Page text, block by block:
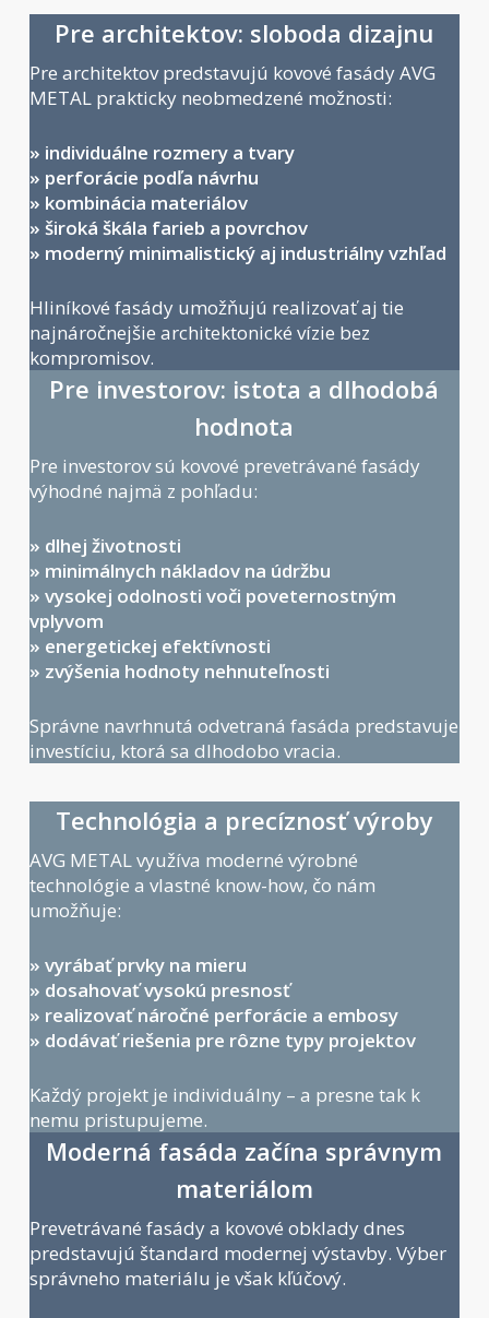
Pre architektov: sloboda dizajnu
Pre architektov predstavujú kovové fasády AVG
METAL prakticky neobmedzené možnosti:
» individuálne rozmery a tvary
» perforácie podľa návrhu
» kombinácia materiálov
» široká škála farieb a povrchov
» moderný minimalistický aj industriálny vzhľad
Hliníkové fasády umožňujú realizovať aj tie
najnáročnejšie architektonické vízie bez
kompromisov.
Pre investorov: istota a dlhodobá
hodnota
Pre investorov sú kovové prevetrávané fasády
výhodné najmä z pohľadu:
» dlhej životnosti
» minimálnych nákladov na údržbu
» vysokej odolnosti voči poveternostným
vplyvom
» energetickej efektívnosti
» zvýšenia hodnoty nehnuteľnosti
Správne navrhnutá odvetraná fasáda predstavuje
investíciu, ktorá sa dlhodobo vracia.
Technológia a precíznosť výroby
AVG METAL využíva moderné výrobné
technológie a vlastné know-how, čo nám
umožňuje:
» vyrábať prvky na mieru
» dosahovať vysokú presnosť
» realizovať náročné perforácie a embosy
» dodávať riešenia pre rôzne typy projektov
Každý projekt je individuálny – a presne tak k
nemu pristupujeme.
Moderná fasáda začína správnym
materiálom
Prevetrávané fasády a kovové obklady dnes
predstavujú štandard modernej výstavby. Výber
správneho materiálu je však kľúčový.